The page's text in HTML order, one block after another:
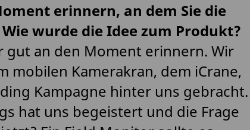
erinnern, an dem Sie die
wurde die Idee zum Produkt?
gut an den Moment erinnern. Wir
mobilen Kamerakran, dem iCrane,
Kampagne hinter uns gebracht.
hat uns begeistert und die Frage